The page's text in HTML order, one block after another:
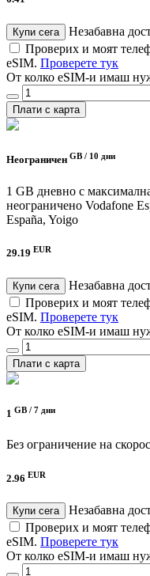
Купи сега
Незабавна
Проверих и моят
eSIM. Проверете тук
От колко eSIM-и имаш
Плати с карта
Неограничен GB / 10 дни
1 GB дневно с
неограничено Vodafone
España, Yoigo
29.19 EUR
Купи сега
Незабавна
Проверих и моят
eSIM. Проверете тук
От колко eSIM-и имаш
Плати с карта
1 GB / 7 дни
Без ограничение на
2.96 EUR
Купи сега
Незабавна
Проверих и моят
eSIM. Проверете тук
От колко eSIM-и имаш